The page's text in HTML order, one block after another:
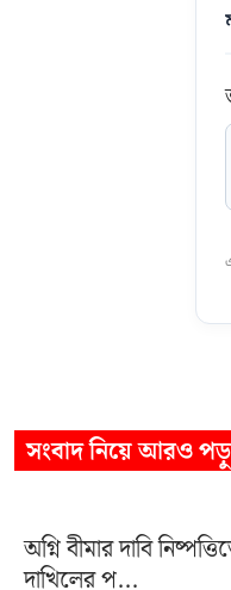
সংবাদনিয়ে আরও
অগ্নি বীমার দাবি
দাখিলের প...